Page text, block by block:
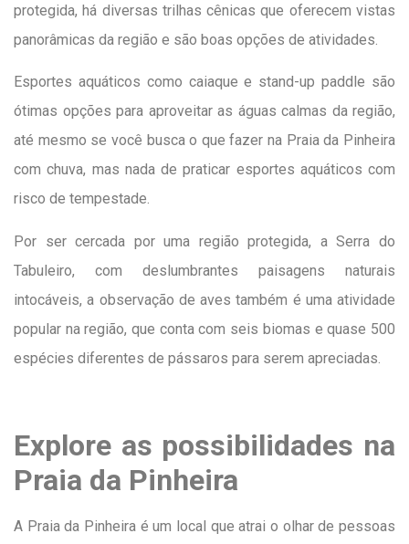
protegida, há diversas trilhas cênicas que oferecem vistas
panorâmicas da região e são boas opções de atividades.
Esportes aquáticos como caiaque e stand-up paddle são
ótimas opções para aproveitar as águas calmas da região,
até mesmo se você busca o que fazer na Praia da Pinheira
com chuva, mas nada de praticar esportes aquáticos com
risco de tempestade.
Por ser cercada por uma região protegida, a Serra do
Tabuleiro, com deslumbrantes paisagens naturais
intocáveis, a observação de aves também é uma atividade
popular na região, que conta com seis biomas e quase 500
espécies diferentes de pássaros para serem apreciadas.
Explore as possibilidades na
Praia da Pinheira
A Praia da Pinheira é um local que atrai o olhar de pessoas